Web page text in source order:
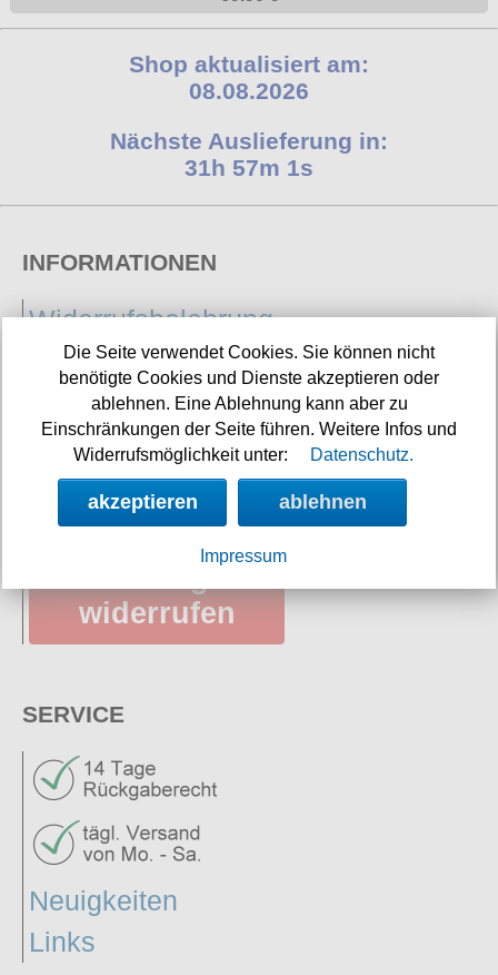
Shop aktualisiert am:
08.08.2026
Nächste Auslieferung in:
31h 57m 0s
INFORMATIONEN
Widerrufsbelehrung
Impressum/Kontakt
Versandkosten
Datenschutz
AGB
widerrufen
SERVICE
Neuigkeiten
Links
Die Seite verwendet Cookies. Sie können nicht
benötigte Cookies und Dienste akzeptieren oder
ablehnen. Eine Ablehnung kann aber zu
Einschränkungen der Seite führen. Weitere Infos und
Widerrufsmöglichkeit unter:
Datenschutz.
akzeptieren ablehnen
Impressum